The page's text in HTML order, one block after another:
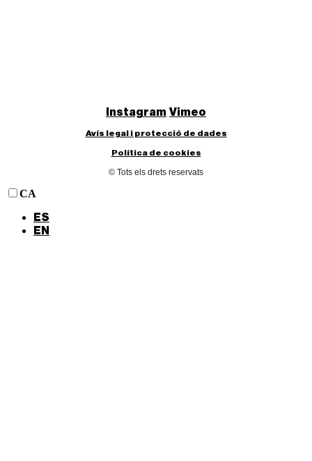
Instagram Vimeo
Avís legal i protecció de dades
Política de cookies
© Tots els drets reservats
CA
ES
EN